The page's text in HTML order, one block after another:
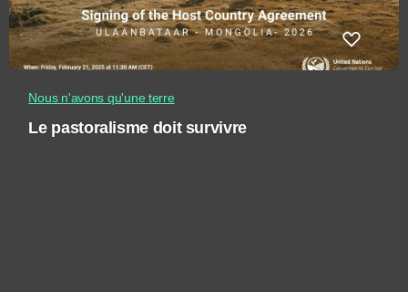
Nous n'avons qu'une terre
Le pastoralisme doit survivre